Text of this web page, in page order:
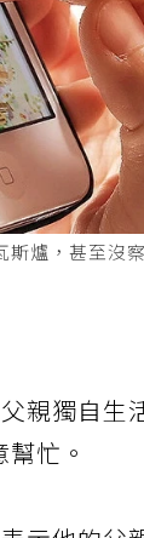
爐，甚至沒
親獨自
忙。